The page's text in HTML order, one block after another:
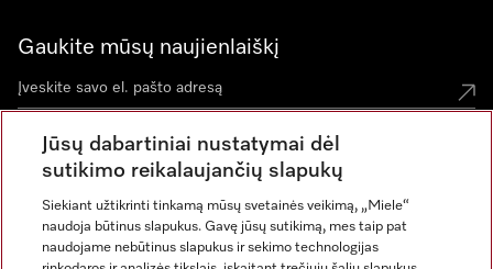
Gaukite mūsų naujienlaiškį
Jūsų dabartiniai nustatymai dėl
sutikimo reikalaujančių slapukų
Siekiant užtikrinti tinkamą mūsų svetainės veikimą, „Miele“
naudoja būtinus slapukus. Gavę jūsų sutikimą, mes taip pat
naudojame nebūtinus slapukus ir sekimo technologijas